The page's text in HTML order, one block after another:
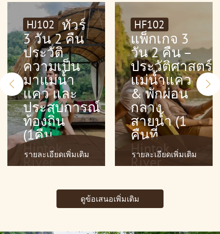
HJ102 ทัวร์
3 วัน 2 คืน
ประวัติ
ความเป็น
มาแม่น้ำ
แคว และ
ประสบการณ์
ท้องถิ่น
(1คืน
Hintok
River
Jungle
Rafts)
รายละเอียดเพิ่มเติม
HF102
แพ็กเกจ 3
วัน 2 คืน –
ประวัติศาสตร์
แม่น้ำแคว
& พักผ่อน
กลาง
สายน้ำ (1
คืนที่
Hintok
River
คืนที่ The
FloatHouse
Kwai)
รายละเอียดเพิ่มเติม
ดูข้อเสนอเพิ่มเติม